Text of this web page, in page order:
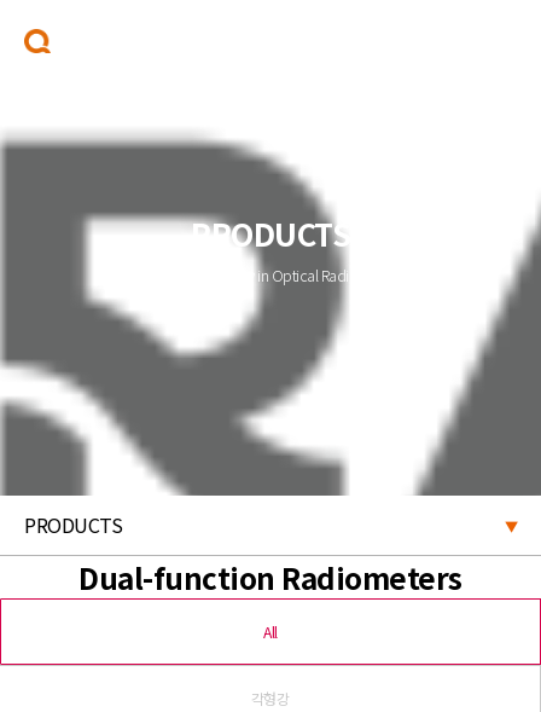
PRODUCTS
QRAD for Quality in Optical Radiometry
PRODUCTS
Dual-function Radiometers
All
각형강